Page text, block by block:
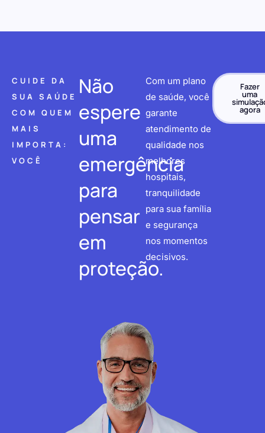
CUIDE DA
SUA SAÚDE
COM QUEM
MAIS
IMPORTA:
VOCÊ
Não
espere
uma
emergência
para
pensar
em
proteção.
Com um plano
de saúde, você
garante
atendimento de
qualidade nos
melhores
hospitais,
tranquilidade
para sua família
e segurança
nos momentos
decisivos.
Fazer
uma
agora